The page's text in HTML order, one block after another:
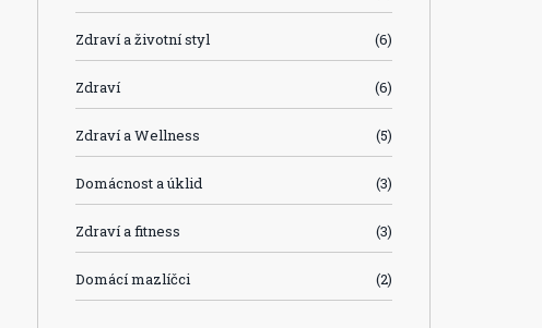
Zdraví a životní styl (6)
Zdraví (6)
Zdraví a Wellness (5)
Domácnost a úklid (3)
Zdraví a fitness (3)
Domácí mazlíčci (2)